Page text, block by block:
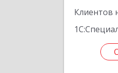
Клиентов